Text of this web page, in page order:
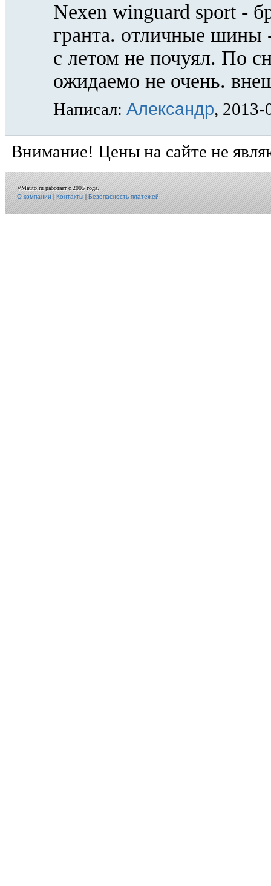
Nexen winguard sport -
гранта. отличные шины
с летом не почуял. По
ожидаемо не очень.
Написал: Александр, 2013-
Внимание! Цены на сайте не
VMauto.ru работает с 2005 года.
О компании|Контакты|Безопасность платежей